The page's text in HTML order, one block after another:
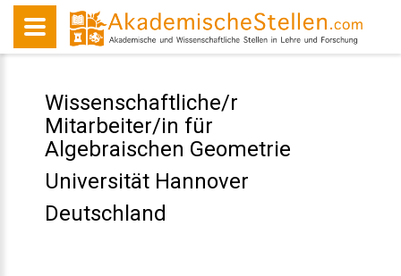
Wissenschaftliche/r
Mitarbeiter/in für
Algebraischen Geometrie
Universität Hannover
Deutschland